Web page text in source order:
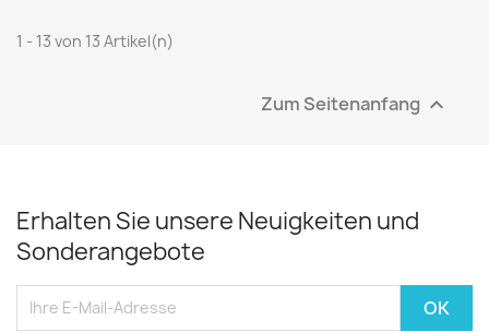
1 - 13 von 13 Artikel(n)
Zum Seitenanfang 
Erhalten Sie unsere Neuigkeiten und
Sonderangebote